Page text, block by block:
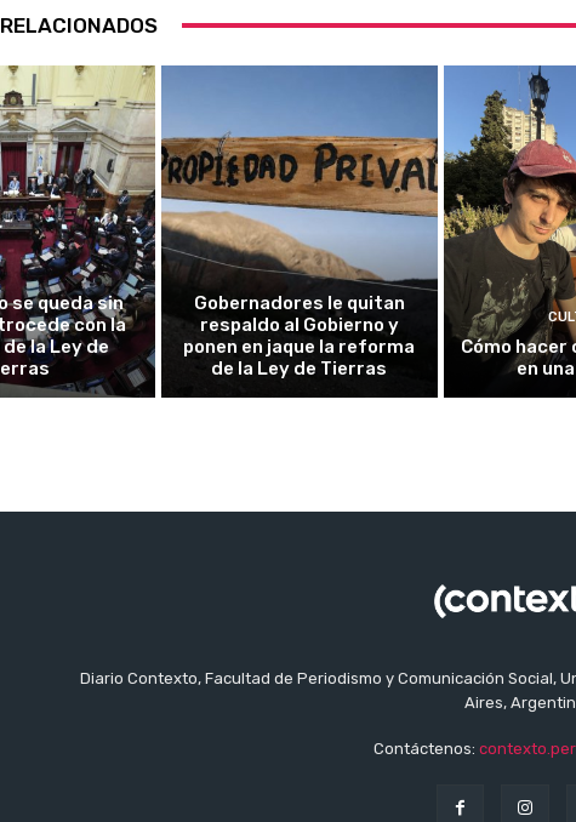
se queda sin
con la
la Ley de
Gobernadores le quitan
respaldo al Gobierno y
ponen en jaque la reforma
de la Ley de Tierras
Cómo hacer
en
Diario Contexto, Facultad de Periodismo y Comunicación Social,
Aires,
Contáctenos: